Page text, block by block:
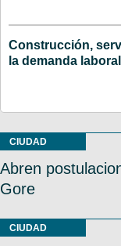
Construcción,
la demanda
CIUDAD
Abren
Gore
CIUDAD